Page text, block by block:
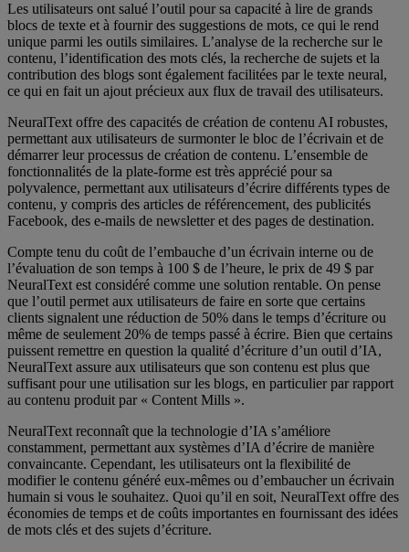
Les utilisateurs ont salué l’outil pour sa capacité à lire de grands
blocs de texte et à fournir des suggestions de mots, ce qui le rend
unique parmi les outils similaires. L’analyse de la recherche sur le
contenu, l’identification des mots clés, la recherche de sujets et la
contribution des blogs sont également facilitées par le texte neural,
ce qui en fait un ajout précieux aux flux de travail des utilisateurs.
NeuralText offre des capacités de création de contenu AI robustes,
permettant aux utilisateurs de surmonter le bloc de l’écrivain et de
démarrer leur processus de création de contenu. L’ensemble de
fonctionnalités de la plate-forme est très apprécié pour sa
polyvalence, permettant aux utilisateurs d’écrire différents types de
contenu, y compris des articles de référencement, des publicités
Facebook, des e-mails de newsletter et des pages de destination.
Compte tenu du coût de l’embauche d’un écrivain interne ou de
l’évaluation de son temps à 100 $ de l’heure, le prix de 49 $ par
NeuralText est considéré comme une solution rentable. On pense
que l’outil permet aux utilisateurs de faire en sorte que certains
clients signalent une réduction de 50% dans le temps d’écriture ou
même de seulement 20% de temps passé à écrire. Bien que certains
puissent remettre en question la qualité d’écriture d’un outil d’IA,
NeuralText assure aux utilisateurs que son contenu est plus que
suffisant pour une utilisation sur les blogs, en particulier par rapport
au contenu produit par « Content Mills ».
NeuralText reconnaît que la technologie d’IA s’améliore
constamment, permettant aux systèmes d’IA d’écrire de manière
convaincante. Cependant, les utilisateurs ont la flexibilité de
modifier le contenu généré eux-mêmes ou d’embaucher un écrivain
humain si vous le souhaitez. Quoi qu’il en soit, NeuralText offre des
économies de temps et de coûts importantes en fournissant des idées
de mots clés et des sujets d’écriture.